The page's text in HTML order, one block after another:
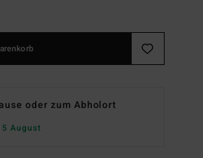
oder zum Abholort
August